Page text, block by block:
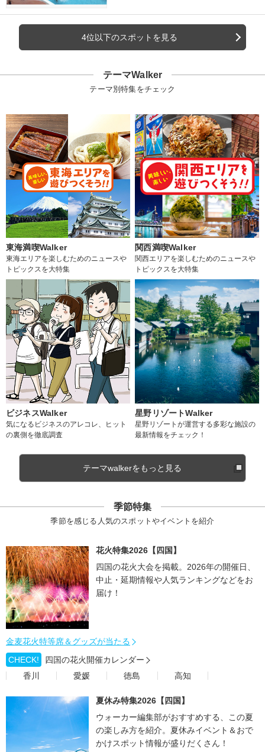
4位以下のスポットを見る
テーマWalker
テーマ別特集をチェック
東海満喫Walker
東海エリアを楽しむためのニュースや
トピックスを大特集
関西満喫Walker
関西エリアを楽しむためのニュースや
トピックスを大特集
ビジネスWalker
気になるビジネスのアレコレ、ヒット
の裏側を徹底調査
星野リゾートWalker
星野リゾートが運営する多彩な施設の
最新情報をチェック！
テーマwalkerをもっと見る
季節特集
季節を感じる人気のスポットやイベントを紹介
花火特集2026【四国】
四国の花火大会を掲載。2026年の開催日、
中止・延期情報や人気ランキングなどをお
届け！
金麦花火特等席＆グッズが当たる
CHECK!
四国の花火開催カレンダー
香川
愛媛 徳島 高知
夏休み特集2026【四国】
ウォーカー編集部がおすすめする、この夏
の楽しみ方を紹介。夏休みイベント＆おで
かけスポット情報が盛りだくさん！